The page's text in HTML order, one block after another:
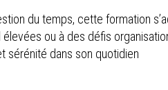
du temps, cette formation
ou à des défis
sérénité dans son quotidien